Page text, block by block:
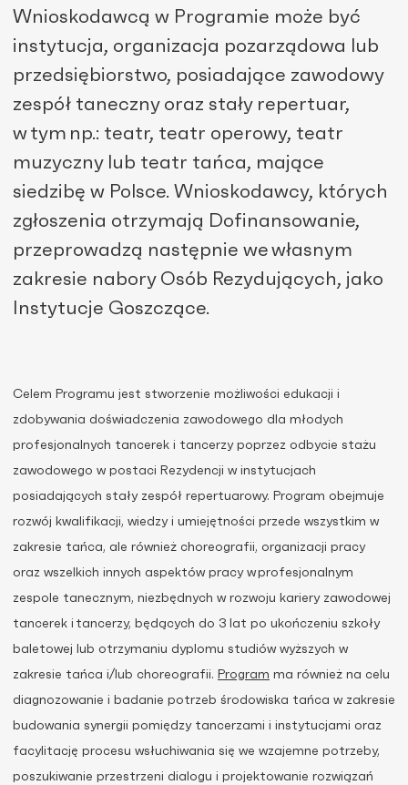
Wnioskodawcą w Programie może być
instytucja, organizacja pozarządowa
lub
przedsiębiorstwo, posiadające zawodowy
zespół taneczny oraz stały repertuar,
w tym np.: teatr, teatr operowy, teatr
muzyczny lub teatr tańca, mające
siedzibę w Polsce. Wnioskodawcy, których
zgłoszenia otrzymają Dofinansowanie,
przeprowadzą następnie we własnym
zakresie nabory Osób Rezydujących, jako
Instytucje Goszczące.
Celem Programu jest stworzenie możliwości edukacji i
zdobywania doświadczenia zawodowego dla młodych
profesjonalnych tancerek i tancerzy poprzez odbycie stażu
zawodowego w postaci Rezydencji w instytucjach
posiadających stały zespół repertuarowy. Program obejmuje
rozwój kwalifikacji, wiedzy i umiejętności przede wszystkim w
zakresie tańca, ale również choreografii, organizacji pracy
oraz wszelkich innych aspektów pracy w profesjonalnym
zespole tanecznym, niezbędnych w rozwoju kariery zawodowej
tancerek i tancerzy, będących do 3 lat po ukończeniu szkoły
baletowej lub otrzymaniu dyplomu studiów wyższych w
zakresie tańca i/lub choreografii. Program ma również na celu
diagnozowanie i badanie potrzeb środowiska tańca w zakresie
budowania synergii pomiędzy tancerzami i instytucjami oraz
facylitację procesu wsłuchiwania się we wzajemne potrzeby,
poszukiwanie przestrzeni dialogu i projektowanie rozwiązań